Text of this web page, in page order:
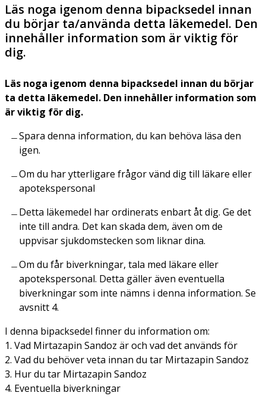
Läs noga igenom denna bipacksedel innan
du börjar ta/använda detta läkemedel. Den
innehåller information som är viktig för
dig.
Läs noga igenom denna bipacksedel innan du börjar
ta detta läkemedel. Den innehåller information som
är viktig för dig.
Spara denna information, du kan behöva läsa den
igen.
Om du har ytterligare frågor vänd dig till läkare eller
apotekspersonal
Detta läkemedel har ordinerats enbart åt dig. Ge det
inte till andra. Det kan skada dem, även om de
uppvisar sjukdomstecken som liknar dina.
Om du får biverkningar, tala med läkare eller
apotekspersonal. Detta gäller även eventuella
biverkningar som inte nämns i denna information. Se
avsnitt 4.
I denna bipacksedel finner du information om:
1. Vad Mirtazapin Sandoz är och vad det används för
2. Vad du behöver veta innan du tar Mirtazapin Sandoz
3. Hur du tar Mirtazapin Sandoz
4. Eventuella biverkningar